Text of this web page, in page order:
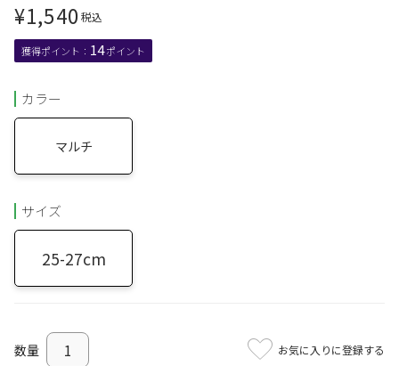
¥1,540 税込
14
カラー
マルチ
サイズ
25-27cm
お気に入りに登録する